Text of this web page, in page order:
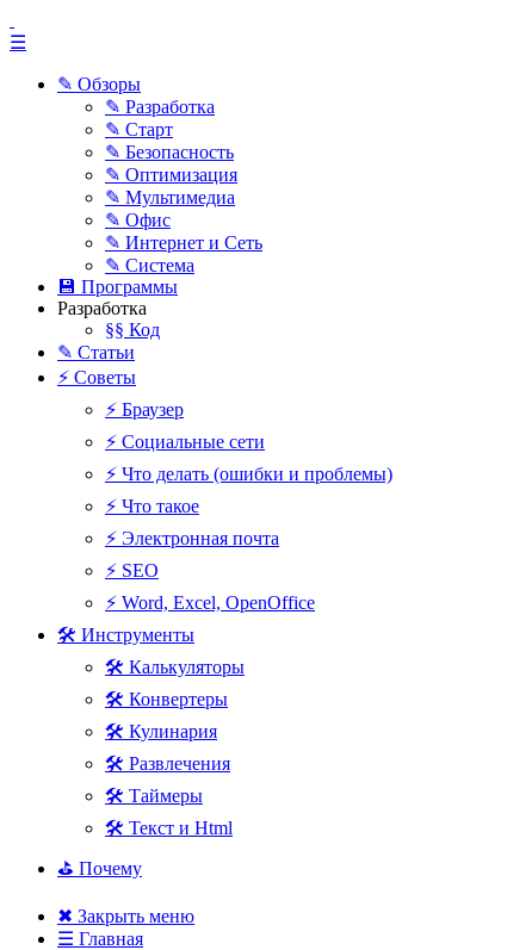
☰
✎ Обзоры
✎ Разработка
✎ Старт
✎ Безопасность
✎ Оптимизация
✎ Мультимедиа
✎ Офис
✎ Интернет и Сеть
✎ Система
💾 Программы
Разработка
§§ Код
✎ Статьи
⚡ Советы
⚡ Браузер
⚡ Социальные сети
⚡ Что делать (ошибки и проблемы)
⚡ Что такое
⚡ Электронная почта
⚡ SEO
⚡ Word, Excel, OpenOffice
🛠 Инструменты
🛠 Калькуляторы
🛠 Конвертеры
🛠 Кулинария
🛠 Развлечения
🛠 Таймеры
🛠 Текст и Html
⛳ Почему
✖ Закрыть меню
☰ Главная